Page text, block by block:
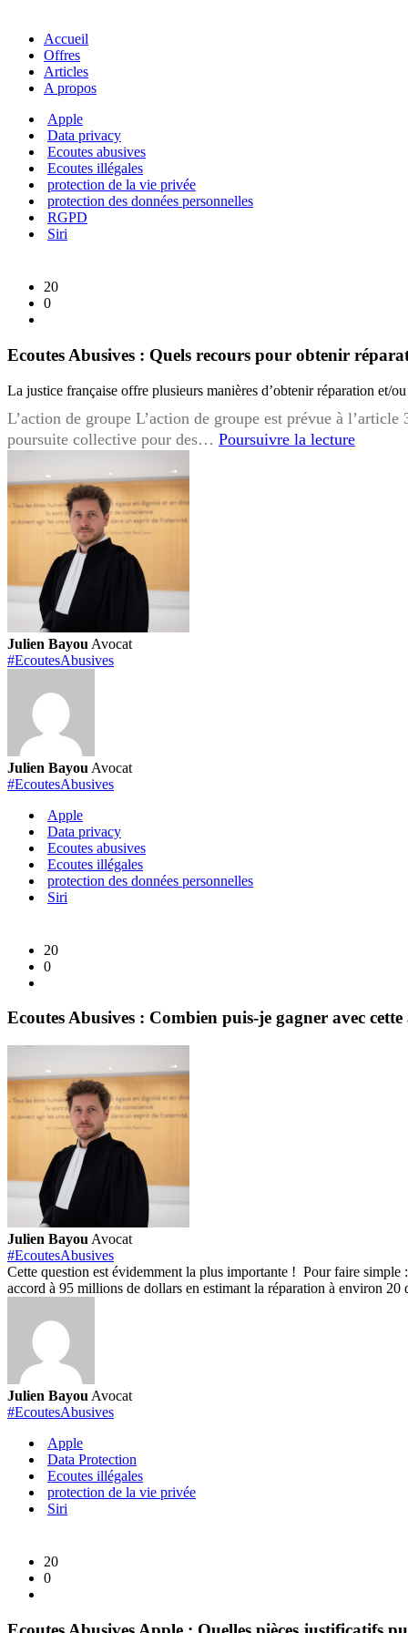
Accueil
Offres
Articles
A propos
Apple
Data privacy
Ecoutes abusives
Ecoutes illégales
protection de la vie privée
protection des données personnelles
RGPD
Siri
20
0
Ecoutes Abusives : Quels recours pour obtenir
La justice française offre plusieurs manières d’obtenir réparation et/
L’action de groupe L’action de groupe est prévue à
poursuite collective pour des… Poursuivre la lectureEcoutes
Julien Bayou Avocat
#EcoutesAbusives
Julien Bayou Avocat
#EcoutesAbusives
Apple
Data privacy
Ecoutes abusives
Ecoutes illégales
protection des données personnelles
Siri
20
0
Ecoutes Abusives : Combien puis-je gagner avec
Julien Bayou Avocat
#EcoutesAbusives
Cette question est évidemment la plus importante ! Pour faire
accord à 95 millions de dollars en estimant la réparation à environ
Julien Bayou Avocat
#EcoutesAbusives
Apple
Data Protection
Ecoutes illégales
protection de la vie privée
Siri
20
0